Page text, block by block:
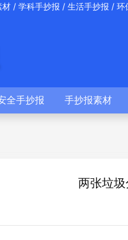
材 / 学科手抄报 / 生活手抄报 / 环
全手抄报 手抄报素材
两张垃